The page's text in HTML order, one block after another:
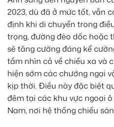
2023, dù đã ở mức tốt, vẫn
định khi di chuyển trong
trọng, đường đèo dốc hoặc
sẽ tăng cường đáng kể
tầm nhìn cả về chiều xa và
hiện sớm các chướng ngại
kịp thời. Điều này đặc biệt
đêm tại các khu vực ngoại
Nam, nơi hệ thống chiếu